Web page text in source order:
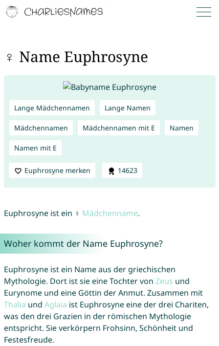
♀ Name Euphrosyne
Lange Mädchennamen Lange Namen
Mädchennamen Mädchennamen mit E Namen
Namen mit E
Euphrosyne merken 14623
Euphrosyne ist ein ♀ Mädchenname.
Woher kommt der Name Euphrosyne?
Euphrosyne ist ein Name aus der griechischen
Mythologie. Dort ist sie eine Tochter von Zeus und
Eurynome und eine Göttin der Anmut. Zusammen mit
Thalia und Aglaia ist Euphrosyne eine der drei Chariten,
was den drei Grazien in der römischen Mythologie
entspricht. Sie verkörpern Frohsinn, Schönheit und
Festesfreude.